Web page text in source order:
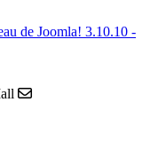
de Joomla! 3.10.10 -